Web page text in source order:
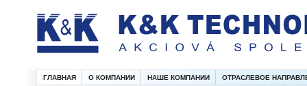
ГЛАВНАЯ О КОМПАНИИ НАШЕ КОМПАНИИ ОТРАСЛЕВОЕ